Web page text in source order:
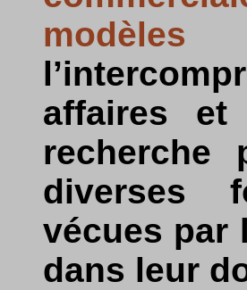
affaires
recherche
diverses
vécues par
dans leur